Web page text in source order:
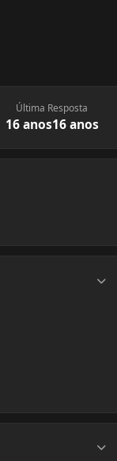
Última Resposta
16 anos16 anos